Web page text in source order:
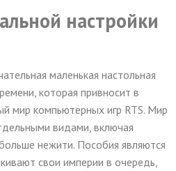
настройки
маленькая настольная
которая привносит в
мир компьютерных игр RTS. Мир
видами, включая
нежити. Пособия являются
свои империи в очередь,